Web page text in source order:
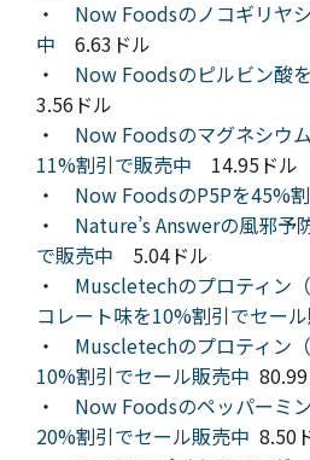
・ Now Foodsのノコギリヤ
中 6.63ドル
・ Now Foodsのピルビン酸
3.56ドル
・ Now Foodsのマグネシウ
11%割引で販売中 14.95ドル
・ Now FoodsのP5Pを45%
・ Nature’s Answerの風邪予
で販売中 5.04ドル
・ Muscletechのプロティン
コレート味を10%割引でセー
・ Muscletechのプロティン
10%割引でセール販売中
・ Now Foodsのペッパーミ
20%割引でセール販売中 8.50